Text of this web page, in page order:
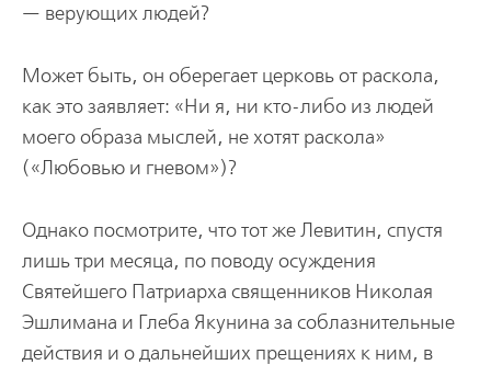
— верующих людей?
Может быть, он оберегает церковь от раскола,
как это заявляет: «Ни я, ни кто-либо из людей
моего образа мыслей, не хотят раскола»
(«Любовью и гневом»)?
Однако посмотрите, что тот же Левитин, спустя
лишь три месяца, по поводу осуждения
Святейшего Патриарха священников Николая
Эшлимана и Глеба Якунина за соблазнительные
действия и о дальнейших прещениях к ним, в